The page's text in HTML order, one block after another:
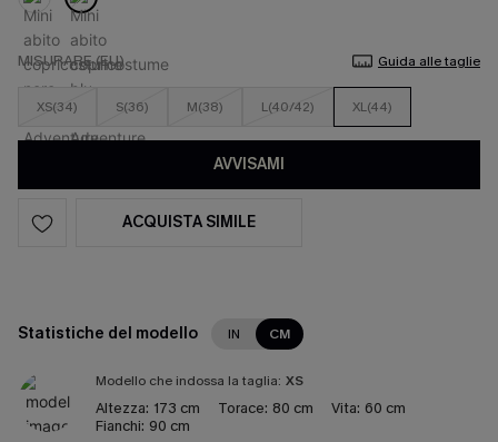
MISURARE (EU) Guida alle taglie
XS(34) S(36) M(38) L(40/42) XL(44)
AVVISAMI
ACQUISTA SIMILE
Statistiche del modello IN CM
Modello che indossa la taglia: XS
Altezza: 173 cm Torace: 80 cm Vita: 60 cm
Fianchi: 90 cm